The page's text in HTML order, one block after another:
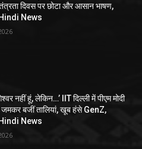
दिवस पर छोटा और आसान भाषण,
News
नहीं हूं, लेकिन…’ IIT दिल्ली में पीएम मोदी
जमकर बजीं तालियां, खूब हंसे GenZ,
News